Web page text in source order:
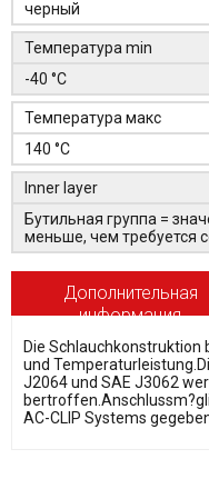
черный
Температура min
-40 °C
Температура макс
140 °C
Inner layer
Бутильная группа =
меньше, чем требуется
Дополнительная
информация
Die Schlauchkonstruktion
und
J2064 und SAE J3062
AC-CLIP Systems